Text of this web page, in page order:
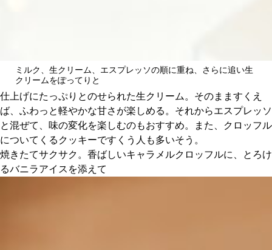
ミルク、生クリーム、エスプレッソの順に重ね、さらに追い生
クリームをぽってりと
仕上げにたっぷりとのせられた生クリーム。そのまますくえ
ば、ふわっと軽やかな甘さが楽しめる。それからエスプレッソ
と混ぜて、味の変化を楽しむのもおすすめ。また、クロッフル
についてくるクッキーですくう人も多いそう。
焼きたてサクサク。香ばしいキャラメルクロッフルに、とろけ
るバニラアイスを添えて